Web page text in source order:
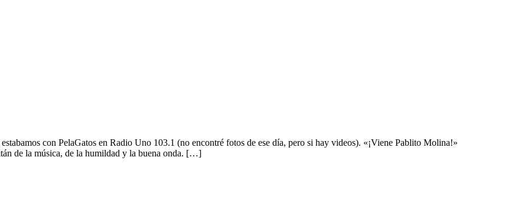
con PelaGatos en Radio Uno 103.1 (no encontré fotos de ese día, pero si hay videos). «¡Viene Pablito Molina!»
de la música, de la humildad y la buena onda. […]